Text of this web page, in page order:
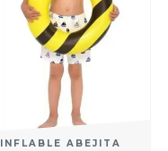
INFLABLE ABEJITA